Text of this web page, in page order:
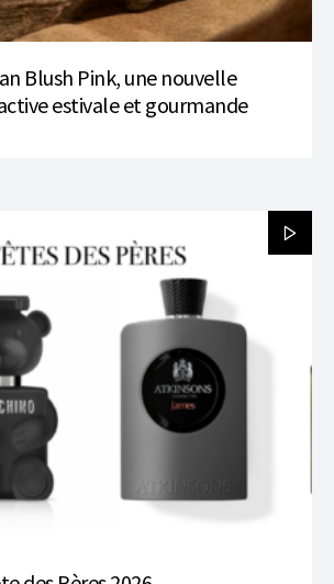
Blush Pink, une nouvelle
estivale et gourmande